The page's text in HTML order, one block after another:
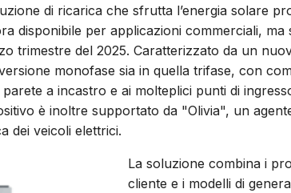
di ricarica che sfrutta l’energia solare
disponibile per applicazioni commerciali, ma
trimestre del 2025. Caratterizzato da un
monofase sia in quella trifase, con
a incastro e ai molteplici punti di
è inoltre supportato da "Olivia", un
dei veicoli elettrici.
La soluzione combina i
cliente e i modelli di